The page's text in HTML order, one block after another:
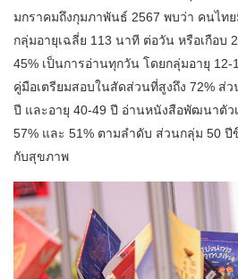
มกราคมถึงกุมภาพันธ์ 2567 พบว่า คนไท
กลุ่มอายุเฉลี่ย 113 นาที ต่อวัน หรือเกือบ
45% เป็นการอ่านทุกวัน โดยกลุ่มอายุ 12-
คู่มือเตรียมสอบในสัดส่วนที่สูงถึง 72% ส่ว
ปี และอายุ 40-49 ปี อ่านหนังสือพัฒนาตัว
57% และ 51% ตามลำดับ ส่วนกลุ่ม 50 ปี
กับสุขภาพ